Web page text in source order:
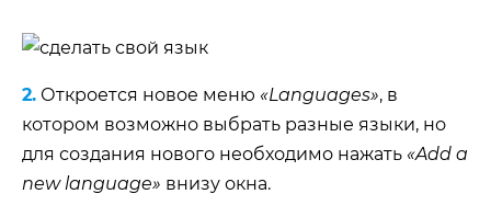
2. Откроется новое меню «Languages», в
котором возможно выбрать разные языки, но
для создания нового необходимо нажать «Add a
new language» внизу окна.